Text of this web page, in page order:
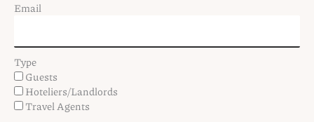
Email
Type
Guests
Hoteliers/Landlords
Travel Agents